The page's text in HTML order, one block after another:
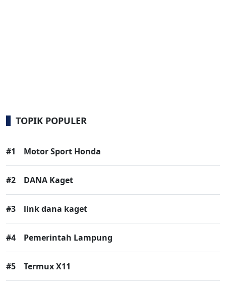
TOPIK POPULER
#1 Motor Sport Honda
#2 DANA Kaget
#3 link dana kaget
#4 Pemerintah Lampung
#5 Termux X11